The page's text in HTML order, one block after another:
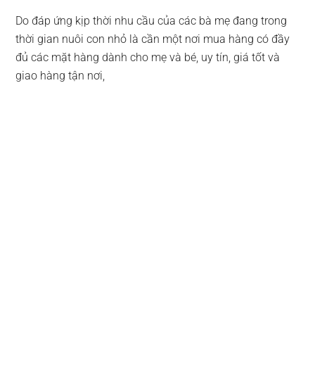
Do đáp ứng kịp thời nhu cầu của các bà mẹ đang trong
thời gian nuôi con nhỏ là cần một nơi mua hàng có đầy
đủ các mặt hàng dành cho mẹ và bé, uy tín, giá tốt và
giao hàng tận nơi,